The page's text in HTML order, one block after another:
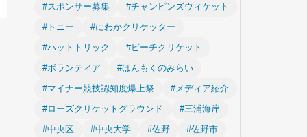
#スポンサー募集
#チャンピンズウィケット
#トニー
#にわかクリケッター
#ハットトリック
#ビーチクリケット
#ボランティア
#ほんもくのみらい
#マイナー競技認知度爆上祭
#メディア紹介
#ローズクリケットグラウンド
#三浦海岸
#中央区
#中央大学 #佐野
#佐野市